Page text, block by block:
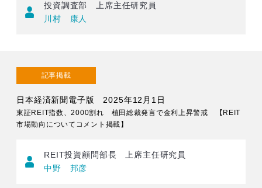
投資調査部 上席主任研究員
川村 康人
記事掲載
日本経済新聞電子版 2025年12月1日
東証REIT指数、2000割れ 植田総裁発言で金利上昇警戒 【REIT
市場動向についてコメント掲載】
REIT投資顧問部長 上席主任研究員
中野 邦彦